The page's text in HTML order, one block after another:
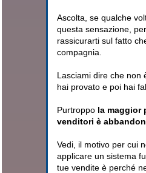
Ascolta, se qualche
questa sensazione,
rassicurarti sul fatto
compagnia.
Lasciami dire che non
hai provato e poi hai
Purtroppo la maggior
venditori è
Vedi, il motivo per cui
applicare un sistema
tue vendite è perché